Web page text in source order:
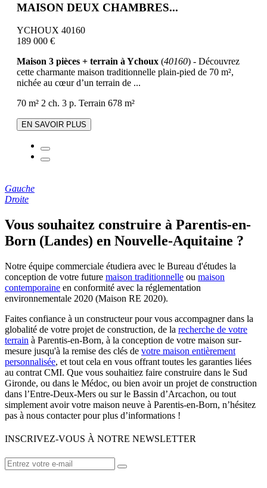
MAISON DEUX CHAMBRES...
YCHOUX 40160
189 000 €
Maison 3 pièces + terrain à Ychoux (40160) - Découvrez
cette charmante maison traditionnelle plain-pied de 70 m²,
nichée au cœur d’un terrain de ...
70 m² 2 ch. 3 p. Terrain 678 m²
EN SAVOIR PLUS
Gauche
Droite
Vous souhaitez construire à Parentis-en-
Born (Landes) en Nouvelle-Aquitaine ?
Notre équipe commerciale étudiera avec le Bureau d'études la
conception de votre future maison traditionnelle ou maison
contemporaine en conformité avec la réglementation
environnementale 2020 (Maison RE 2020).
Faites confiance à un constructeur pour vous accompagner dans la
globalité de votre projet de construction, de la recherche de votre
terrain à Parentis-en-Born, à la conception de votre maison sur-
mesure jusqu'à la remise des clés de votre maison entièrement
personnalisée, et tout cela en vous offrant toutes les garanties liées
au contrat CMI. Que vous souhaitiez faire construire dans le Sud
Gironde, ou dans le Médoc, ou bien avoir un projet de construction
dans l’Entre-Deux-Mers ou sur le Bassin d’Arcachon, ou tout
simplement avoir votre maison neuve à Parentis-en-Born, n’hésitez
pas à nous contacter pour plus d’informations !
INSCRIVEZ-VOUS À NOTRE NEWSLETTER